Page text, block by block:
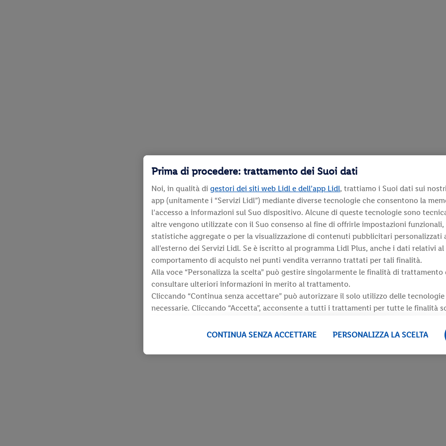
Prima di procedere: trattamento dei Suoi dati
Noi, in qualità di gestori dei siti web Lidl e dell’app Lidl, trattiamo i Suoi dati sui
app (unitamente i “Servizi Lidl”) mediante diverse tecnologie che consentono la
l’accesso a informazioni sul Suo dispositivo. Alcune di queste tecnologie sono
altre vengono utilizzate con il Suo consenso al fine di offrirle impostazioni funzionali,
statistiche aggregate o per la visualizzazione di contenuti pubblicitari personalizzati
all’esterno dei Servizi Lidl. Se è iscritto al programma Lidl Plus, anche i dati relativi al
comportamento di acquisto nei punti vendita verranno trattati per tali finalità.
Alla voce “Personalizza la scelta” può gestire singolarmente le finalità di trattamento
consultare ulteriori informazioni in merito al trattamento.
Cliccando “Continua senza accettare” può autorizzare il solo utilizzo delle
necessarie. Cliccando “Accetta”, acconsente a tutti i trattamenti per tutte le finalità
revocare il consenso prestato in qualsiasi momento con effetto per il futuro, sono
CONTINUA SENZA ACCETTARE PERSONALIZZA LA SCELTA